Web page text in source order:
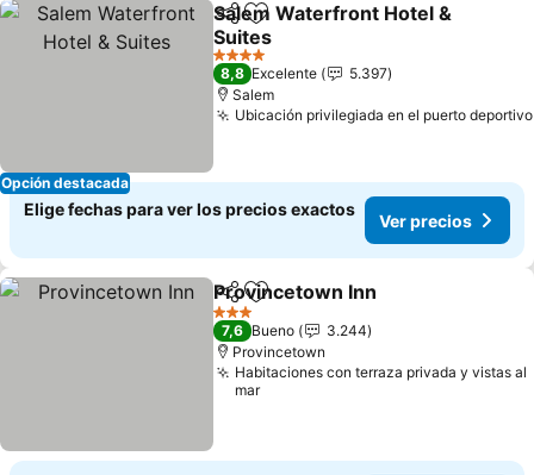
Opción destacada
CompartirAgregar a favoritos
Salem Waterfront Hotel &
Suites
4 Estrellas
8,8 Excelente
5.397
Salem
Ubicación privilegiada en el puerto deportivo
Elige fechas para ver los precios exactos
Ver precios
CompartirAgregar a favoritos
Provincetown Inn
3 Estrellas
7,6 Bueno
3.244
Provincetown
Habitaciones con terraza privada y vistas al
mar